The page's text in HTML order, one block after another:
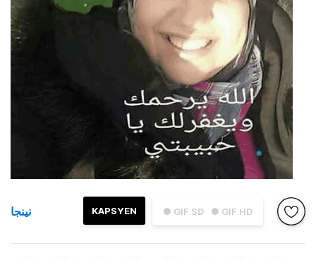
● GIF SD ● GIF HD
KAPSYEN نينجا